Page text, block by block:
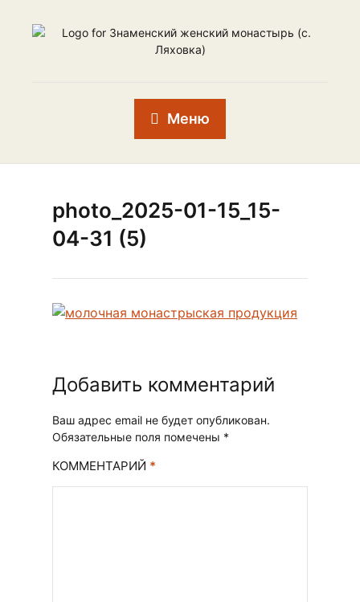
Меню
photo_2025-01-15_15-
04-31 (5)
Добавить комментарий
Ваш адрес email не будет опубликован.
Обязательные поля помечены *
КОММЕНТАРИЙ *